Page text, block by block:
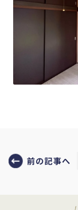
前の記事へ